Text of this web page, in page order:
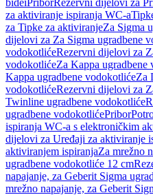
bideiPriborRezervni dijelovi za
za aktiviranje ispiranja WC-a
za Tipke za aktiviranjeZa Sigma
dijelovi za Za Sigma ugradbene
vodokotlićeRezervni dijelovi za
vodokotlićeZa Kappa ugradbene
Kappa ugradbene vodokotlićeZa
vodokotlićeRezervni dijelovi za
Twinline ugradbene vodokotliće
ugradbene vodokotlićePribor
ispiranja WC-a s elektroničkim
dijelovi za Uređaji za aktiviranje
aktiviranjem ispiranjaZa mrežno
ugradbene vodokotliće 12 cm
napajanje, za Geberit Sigma
mrežno napajanje, za Geberit